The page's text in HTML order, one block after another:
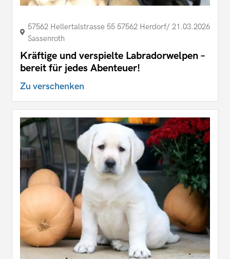
57562 Hellertalstrasse 55 57562 Herdorf/
Sassenroth
21.03.2026
Kräftige und verspielte Labradorwelpen –
bereit für jedes Abenteuer!
Zu verschenken